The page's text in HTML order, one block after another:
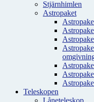
Stjärnhimlen
Astropaket
Teleskopen
Låneteleskop